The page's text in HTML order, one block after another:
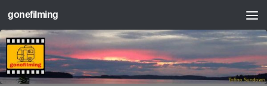
Zum Inhalt springen
gonefilming